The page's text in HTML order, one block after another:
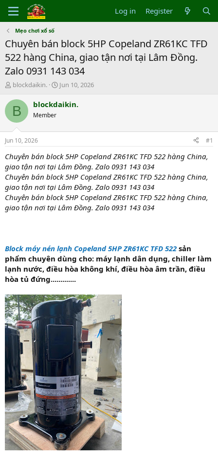
Log in Register
Mẹo chơi xổ số
Chuyên bán block 5HP Copeland ZR61KC TFD
522 hàng China, giao tận nơi tại Lâm Đồng.
Zalo 0931 143 034
T
r
e
d
t
a
t
e
r
blockdaikin.
S
a
t
e
Jun 10, 2026
B blockdaikin.
Member
Jun 10, 2026 #1
Chuyên bán block 5HP Copeland ZR61KC TFD 522 hàng China,
giao tận nơi tại Lâm Đồng. Zalo 0931 143 034
Chuyên bán block 5HP Copeland ZR61KC TFD 522 hàng China,
giao tận nơi tại Lâm Đồng. Zalo 0931 143 034
Chuyên bán block 5HP Copeland ZR61KC TFD 522 hàng China,
giao tận nơi tại Lâm Đồng. Zalo 0931 143 034
Block máy nén lạnh Copeland 5HP ZR61KC TFD 522 sản
phẩm chuyên dùng cho: máy lạnh dân dụng, chiller làm
lạnh nước, điều hòa không khí, điều hòa âm trần, điều
hòa tủ đứng.............